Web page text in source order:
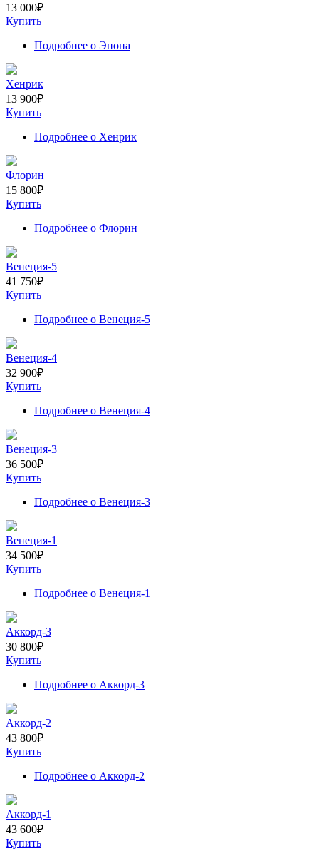
13 000₽
Купить
Подробнее о Эпона
Хенрик
13 900₽
Купить
Подробнее о Хенрик
Флорин
15 800₽
Купить
Подробнее о Флорин
Венеция-5
41 750₽
Купить
Подробнее о Венеция-5
Венеция-4
32 900₽
Купить
Подробнее о Венеция-4
Венеция-3
36 500₽
Купить
Подробнее о Венеция-3
Венеция-1
34 500₽
Купить
Подробнее о Венеция-1
Аккорд-3
30 800₽
Купить
Подробнее о Аккорд-3
Аккорд-2
43 800₽
Купить
Подробнее о Аккорд-2
Аккорд-1
43 600₽
Купить